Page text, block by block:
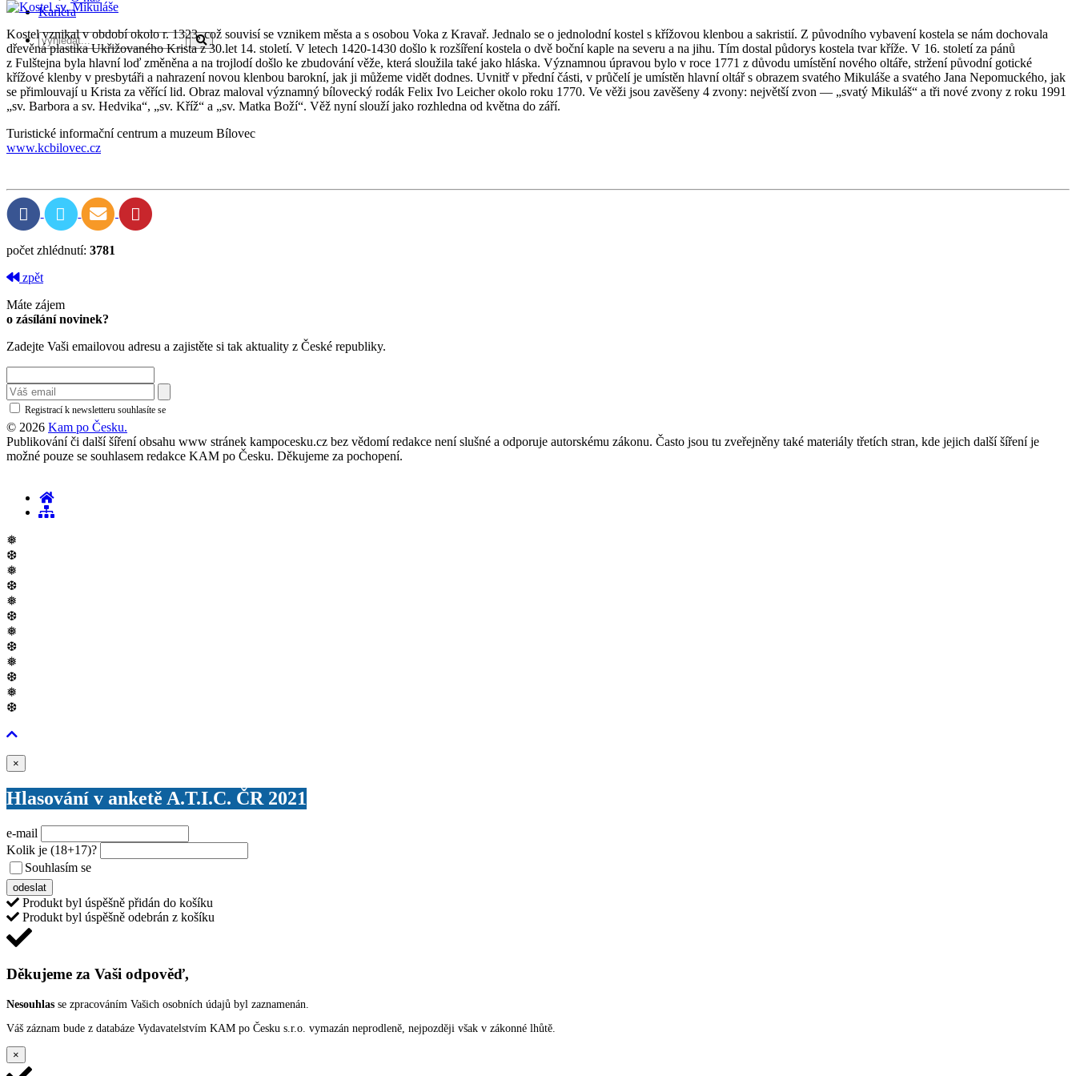
Kariéra
Kostel vznikal v období okolo r. 1323, což souvisí se vznikem města a s osobou Voka z Kravař. Jednalo se o jednolodní kostel s křížovou klenbou a sakristií. Z původního vybavení kostela se nám dochovala
dřevěná plastika Ukřižovaného Krista z 30.let 14. století. V letech 1420-1430 došlo k rozšíření kostela o dvě boční kaple na severu a na jihu. Tím dostal půdorys kostela tvar kříže. V 16. století za pánů
z Fulštejna byla hlavní loď změněna a na trojlodí došlo ke zbudování věže, která sloužila také jako hláska. Významnou úpravou bylo v roce 1771 z důvodu umístění nového oltáře, stržení původní gotické
křížové klenby v presbytáři a nahrazení novou klenbou barokní, jak ji můžeme vidět dodnes. Uvnitř v přední části, v průčelí je umístěn hlavní oltář s obrazem svatého Mikuláše a svatého Jana Nepomuckého, jak
se přimlouvají u Krista za věřící lid. Obraz maloval významný bílovecký rodák Felix Ivo Leicher okolo roku 1770. Ve věži jsou zavěšeny 4 zvony: největší zvon — „svatý Mikuláš“ a tři nové zvony z roku 1991
„sv. Barbora a sv. Hedvika“, „sv. Kříž“ a „sv. Matka Boží“. Věž nyní slouží jako rozhledna od května do září.
Turistické informační centrum a muzeum Bílovec
www.kcbilovec.cz
počet zhlédnutí: 3781
zpět
Máte zájem
o zásílání novinek?
Zadejte Vaši emailovou adresu a zajistěte si tak aktuality z České republiky.
Registrací k newsletteru souhlasíte se
© 2026 Kam po Česku.
Publikování či další šíření obsahu www stránek kampocesku.cz bez vědomí redakce není slušné a odporuje autorskému zákonu. Často jsou tu zveřejněny také materiály třetích stran, kde jejich další šíření je
možné pouze se souhlasem redakce KAM po Česku. Děkujeme za pochopení.
❅
❆
❅
❆
❅
❆
❅
❆
❅
❆
❅
❆
×
Hlasování v anketě A.T.I.C. ČR 2021
e-mail
Kolik je (18+17)?
Souhlasím se
odeslat
Produkt byl úspěšně přidán do košíku
Produkt byl úspěšně odebrán z košíku
Děkujeme za Vaši odpověď,
Nesouhlas se zpracováním Vašich osobních údajů byl zaznamenán.
Váš záznam bude z databáze Vydavatelstvím KAM po Česku s.r.o. vymazán neprodleně, nejpozději však v zákonné lhůtě.
×